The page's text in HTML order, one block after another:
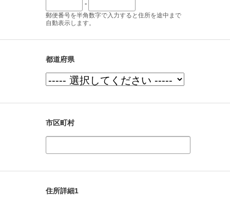
-
郵便番号を半角数字で入力すると住所を途中まで
自動表示します。
都道府県
市区町村
住所詳細1